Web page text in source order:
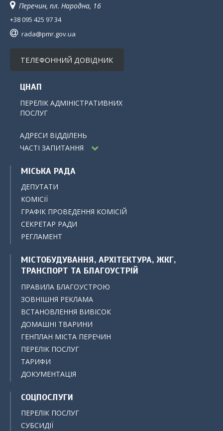
Перечин, пл. Народна, 16
+38 095 425 97 34
rada@pmr.gov.ua
ТЕЛЕФОННИЙ ДОВІДНИК
ЦНАП
ПЕРЕЛІК АДМІНІСТРАТИВНИХ
ПОСЛУГ
АДРЕСИ ВІДДІЛЕНЬ
ЧАСТІ ЗАПИТАННЯ
МІСЬКА РАДА
ДЕПУТАТИ
КОМІСІЇ
ГРАФІК ПРОВЕДЕННЯ КОМІСІЙ
СЕКРЕТАР РАДИ
РЕГЛАМЕНТ
МІСТОБУДУВАННЯ, АРХІТЕКТУРА, ЖКГ,
ТРАНСПОРТ ТА БЛАГОУСТРІЙ
ПРАВИЛА БЛАГОУСТРОЮ
ЗОВНІШНЯ РЕКЛАМА
ВСТАНОВЛЕННЯ ВИВІСОК
ДОМАШНІ ТВАРИНИ
ГЕНПЛАН МІСТА ПЕРЕЧИН
ПЕРЕЛІК ПОСЛУГ
ТАРИФИ
ДОКУМЕНТАЦІЯ
СОЦПОСЛУГИ
ПЕРЕЛІК ПОСЛУГ
СУБСИДІЇ